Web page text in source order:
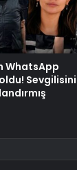
WhatsApp
Sevgilisini